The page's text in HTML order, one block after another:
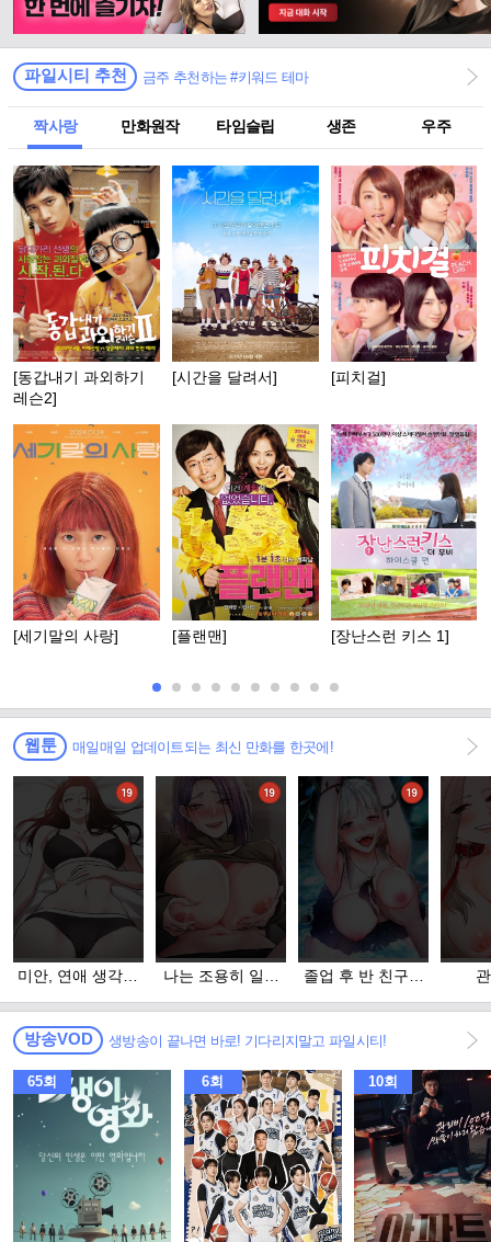
파일시티 추천 금주 추천하는 #키워드 테마
짝사랑 만화원작 타임슬립 생존 우주
[동갑내기 과외하기
레슨2]
[시간을 달려서] [피치걸]
[세기말의 사랑] [플랜맨] [장난스런 키스 1]
웹툰 매일매일 업데이트되는 최신 만화를 한곳에!
미안, 연애 생각은
나는 조용히 일하
졸업 후 반 친구들
방송VOD 생방송이 끝나면 바로! 기다리지말고 파일시티!
65회 6회 10회